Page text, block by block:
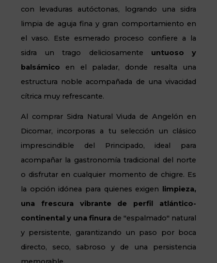
con levaduras autóctonas, logrando una sidra
limpia de aguja fina y gran comportamiento en
el vaso. Este esmerado proceso confiere a la
sidra un trago deliciosamente untuoso y
balsámico en el paladar, donde resalta una
estructura noble acompañada de una vivacidad
cítrica muy refrescante.
Al comprar Sidra Natural Viuda de Angelón en
Dicomar, incorporas a tu selección un clásico
imprescindible del Principado, ideal para
acompañar la gastronomía tradicional del norte
o disfrutar en cualquier momento de chigre. Es
la opción idónea para quienes exigen limpieza,
una frescura vibrante de perfil atlántico-
continental y una finura de "espalmado" natural
y persistente, garantizando un paso por boca
directo, seco, sabroso y de una persistencia